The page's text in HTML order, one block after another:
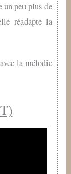
peu plus de
réadapte la
la mélodie